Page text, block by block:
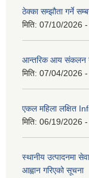
ठेक्का सम्झौता गर्ने
मिति: 07/10/2026
आन्तरिक आय संकलन
मिति: 07/04/2026
एकल महिला लक्षित
मिति: 06/19/2026
स्थानीय उत्पादनमा
आह्वान गरिएको सूचना